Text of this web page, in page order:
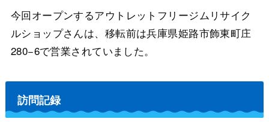
今回オープンするアウトレットフリージムリサイク
ルショップさんは、移転前は兵庫県姫路市飾東町庄
280−6で営業されていました。
訪問記録